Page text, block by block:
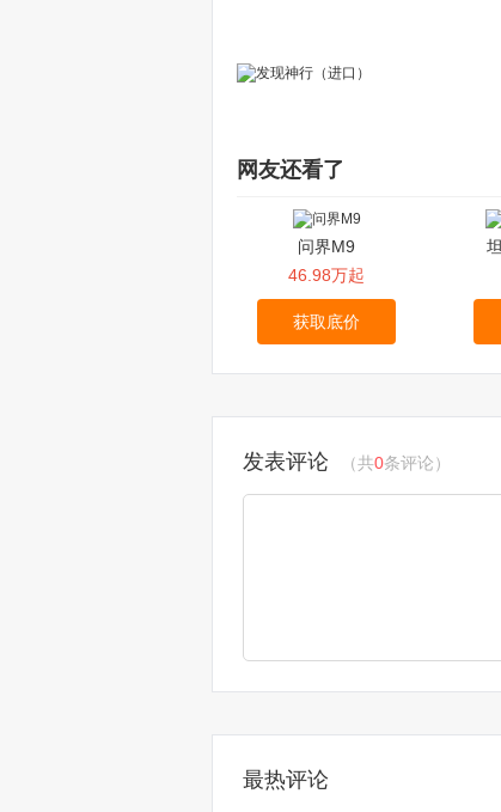
网友还看了
问界M9
46.98万起
获取底价
发表评论 （共0条评论）
最热评论